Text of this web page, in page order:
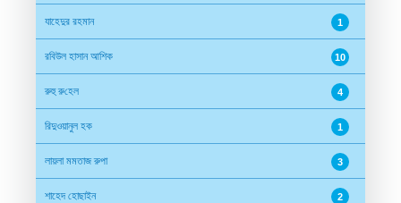
যাহেদুর রহমান 1
রবিউল হাসান আশিক 10
রুহু রু‌হেল 4
রিদুওয়ানুল হক 1
লায়লা মমতাজ রুপা 3
শাহেদ হোছাইন 2